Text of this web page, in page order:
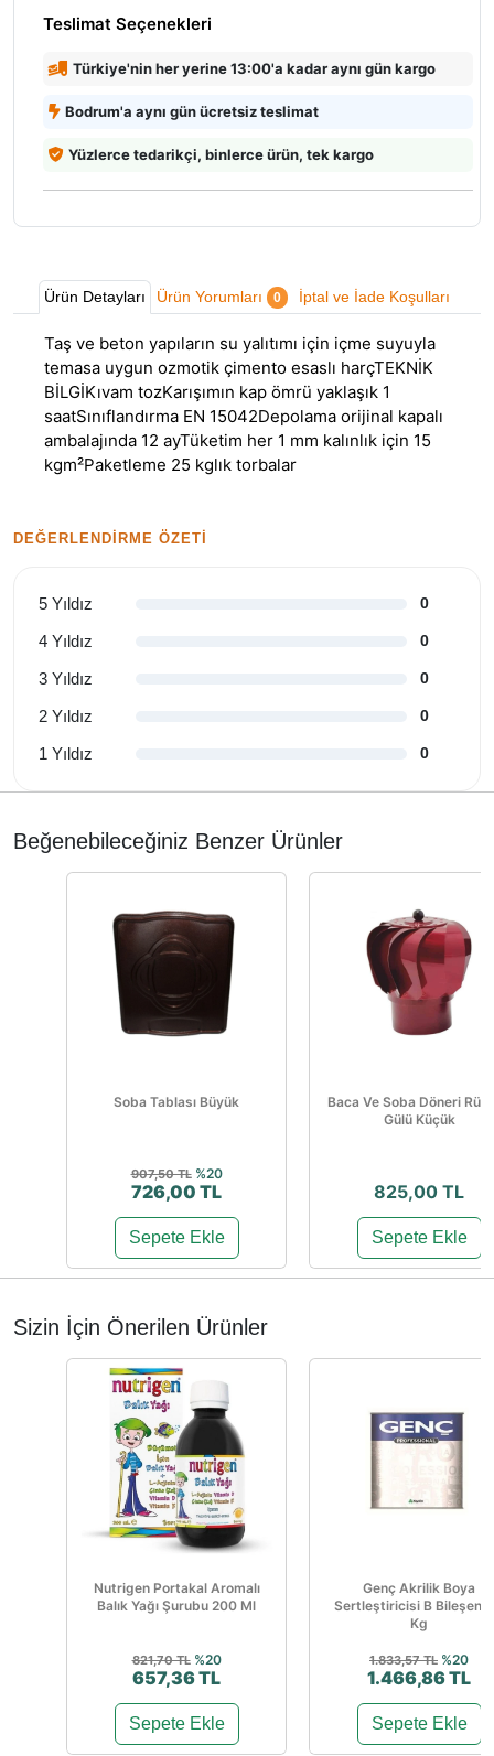
Teslimat Seçenekleri
Türkiye'nin her yerine 13:00'a kadar aynı gün kargo
Bodrum'a aynı gün ücretsiz teslimat
Yüzlerce tedarikçi, binlerce ürün, tek kargo
Ürün Detayları Ürün Yorumları 0 İptal ve İade Koşulları
Taş ve beton yapıların su yalıtımı için içme suyuyla
temasa uygun ozmotik çimento esaslı harçTEKNİK
BİLGİKıvam tozKarışımın kap ömrü yaklaşık 1
saatSınıflandırma EN 15042Depolama orijinal kapalı
ambalajında 12 ayTüketim her 1 mm kalınlık için 15
kgm²Paketleme 25 kglık torbalar
DEĞERLENDIRME ÖZETI
5 Yıldız 0
4 Yıldız 0
3 Yıldız 0
2 Yıldız 0
1 Yıldız 0
Beğenebileceğiniz Benzer Ürünler
Soba Tablası Büyük
907,50 TL %20
726,00 TL
Sepete Ekle
Baca Ve Soba Döneri
Gülü Küçük
825,00 TL
Sepete Ekle
Sizin İçin Önerilen Ürünler
Nutrigen Portakal Aromalı
Balık Yağı Şurubu 200 Ml
821,70 TL %20
657,36 TL
Sepete Ekle
Genç Akrilik Boya
Sertleştiricisi B Bileşen
Kg
1.833,57 TL %20
1.466,86 TL
Sepete Ekle